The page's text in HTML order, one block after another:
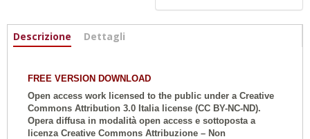
Informazioni
Descrizione (active
Dettagli
FREE VERSION DOWNLOAD
Open access work licensed to the public under a Creative
Commons Attribution 3.0 Italia license (CC BY-NC-ND).
Opera diffusa in modalità open access e sottoposta a
licenza Creative Commons Attribuzione – Non